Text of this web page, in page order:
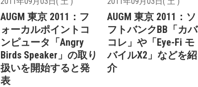
AUGM 東京 2011：フ
ォーカルポイントコ
ンピュータ「Angry
Birds Speaker」の取り
扱いを開始すると発
表
AUGM 東京 2011：ソ
フトバンクBB「カバ
コレ」や「Eye-Fi モ
バイルX2」などを紹
介